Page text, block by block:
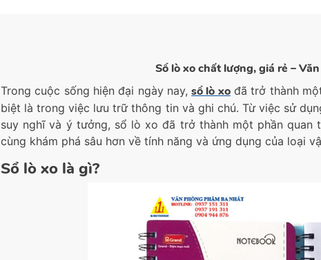
Sổ lò xo chất lượng, giá rẻ –
Trong cuộc sống hiện đại ngày nay,sổ lò xođã trở thành
biệt là trong việc lưu trữ thông tin và ghi chú. Từ việc sử
suy nghĩ và ý tưởng, sổ lò xo đã trở thành một phần quan
cùng khám phá sâu hơn về tính năng và ứng dụng của loại
Sổ lò xo là gì?